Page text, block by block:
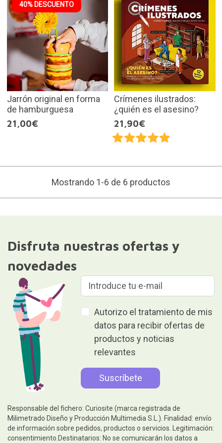
40% DESCUENTO
Jarrón original en forma
de hamburguesa
21,00€
Crímenes ilustrados:
¿quién es el asesino?
21,90€
Mostrando 1-6 de 6 productos
Disfruta nuestras ofertas y
novedades
Autorizo el tratamiento de mis
datos para recibir ofertas de
productos y noticias
relevantes
Responsable del fichero: Curiosite (marca registrada de
Milimetrado Diseño y Producción Multimedia S.L.). Finalidad: envío
de información sobre pedidos, productos o servicios. Legitimación:
consentimiento.Destinatarios: No se comunicarán los datos a